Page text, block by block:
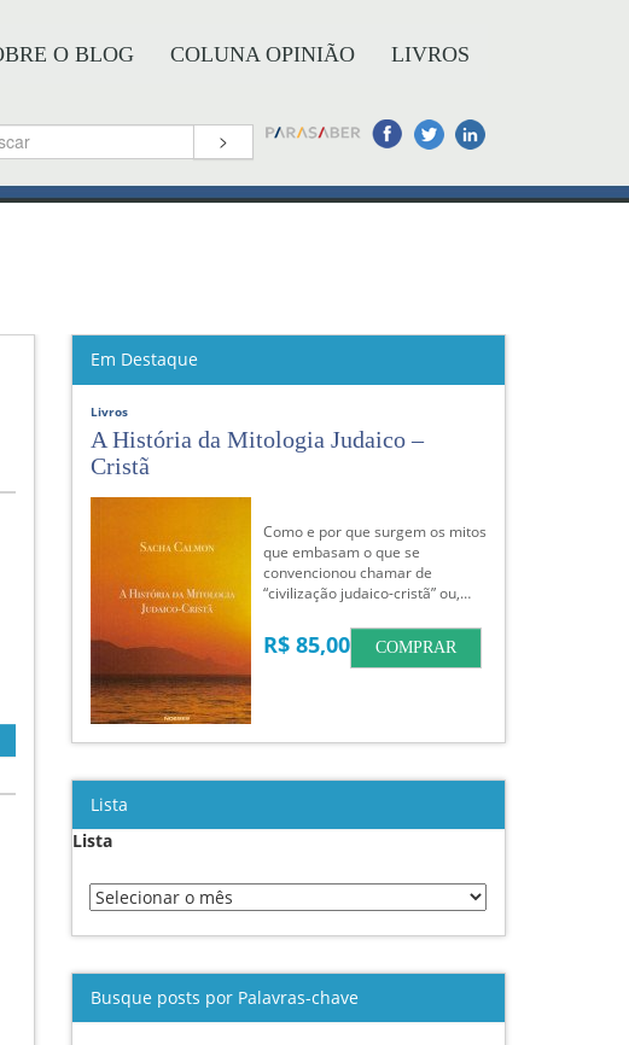
O BLOG COLUNA OPINIÃO LIVROS
>
Em Destaque
Livros
A História da Mitologia Judaico –
Cristã
Como e por que surgem os mitos
que embasam o que se
convencionou chamar de
“civilização judaico-cristã” ou,…
R$ 85,00 COMPRAR
Lista
Lista
Busque posts por Palavras-chave